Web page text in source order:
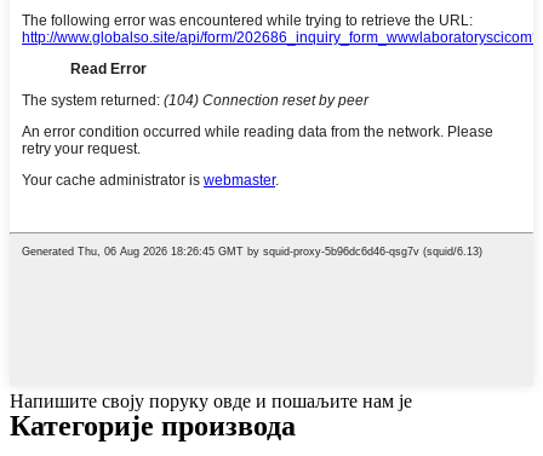
Напишите своју поруку овде и пошаљите нам је
Категорије производа